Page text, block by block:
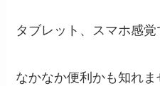
タブレット、スマホ感
なかなか便利かも知れま